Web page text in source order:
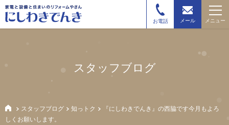
お電話 メール メニュー
スタッフブログ
スタッフブログ 知っトク
『にしわきでんき』の西脇です今月もよろ
しくお願いします。